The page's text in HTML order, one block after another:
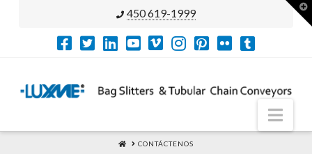
450 619-1999
HOMECONTÁCTENOS